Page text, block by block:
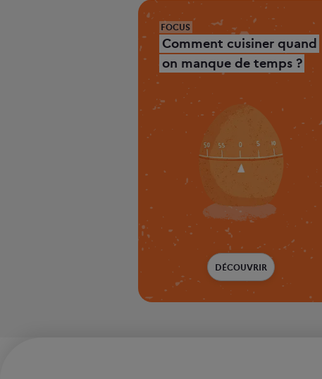
FOCUS
Comment cuisiner quand
on manque de temps ?
DÉCOUVRIR